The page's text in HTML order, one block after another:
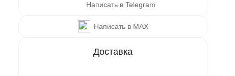
Написать в Telegram
Написать в MAX